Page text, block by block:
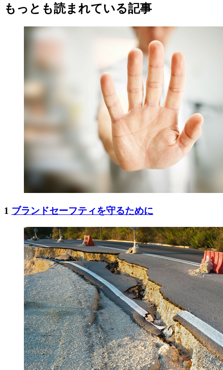
もっとも読まれている記事
1 ブランドセーフティを守るために